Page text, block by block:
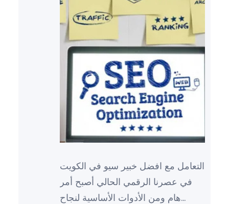
التعامل مع افضل خبير سيو في الكويت
في عصرنا الرقمي الحالي أصبح أمر
هام ومن الأدوات الأساسية لنجاح